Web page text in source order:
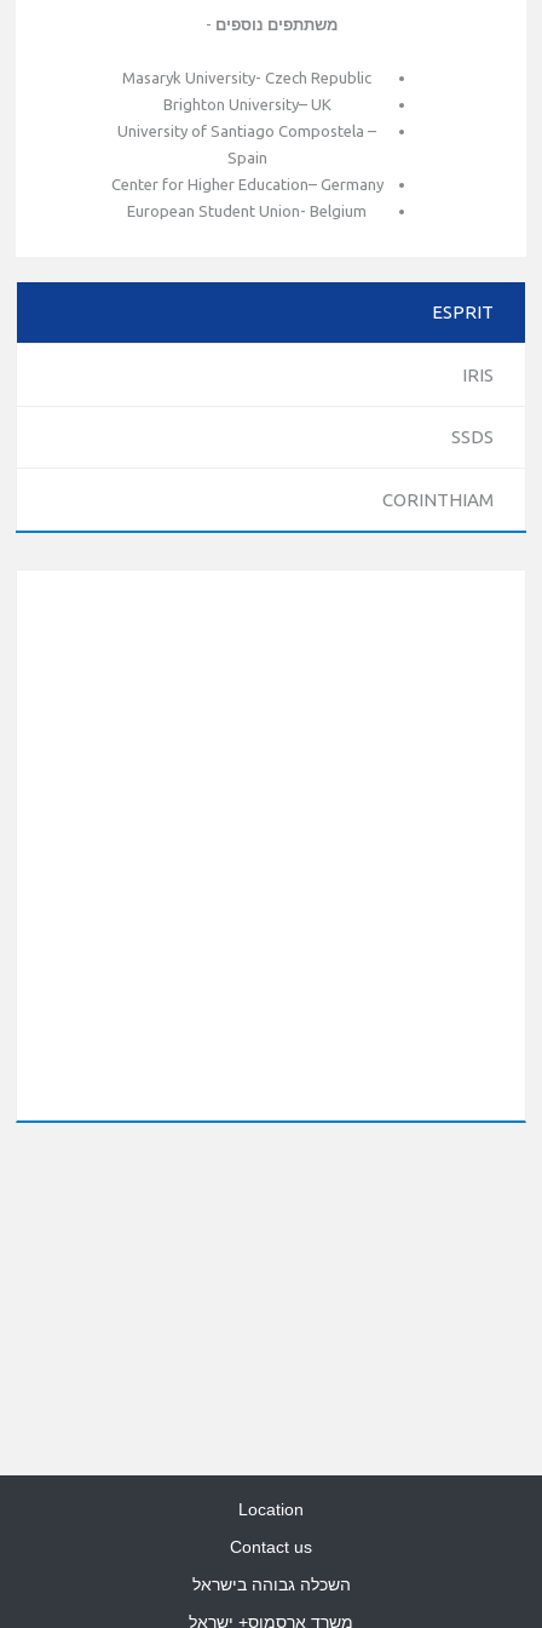
משתתפים נוספים -
Masaryk University- Czech Republic
Brighton University– UK
University of Santiago Compostela –
Spain
Center for Higher Education– Germany
European Student Union- Belgium
ESPRIT
IRIS
SSDS
CORINTHIAM
Location
Contact us
השכלה גבוהה בישראל
משרד ארסמוס+ ישראל